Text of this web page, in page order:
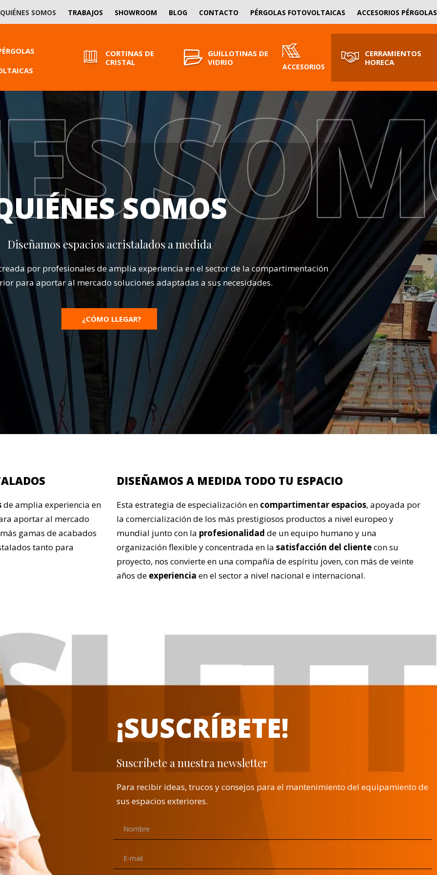
SOLICITA PRESUPUESTO
QUIÉNES SOMOS TRABAJOS SHOWROOM BLOG CONTACTO PÉRGOLAS FOTOVOLTAICAS ACCESORIOS PÉRGOLAS
CORTINAS DE
CRISTAL
GUILLOTINAS DE
VIDRIO
ACCESORIOS
CERRAMIENTOS
HORECA
SOMOS
Diseñamos espacios acristalados a medida
por profesionales de amplia experiencia en el sector de la compartimentación
para aportar al mercado soluciones adaptadas a sus necesidades.
¿CÓMO LLEGAR?
de amplia experiencia en
aportar al mercado
gamas de acabados
tanto para
DISEÑAMOS A MEDIDA TODO TU ESPACIO
Esta estrategia de especialización en compartimentar espacios, apoyada por
la comercialización de los más prestigiosos productos a nivel europeo y
mundial junto con la profesionalidad de un equipo humano y una
organización flexible y concentrada en la satisfacción del clientecon su
proyecto, nos convierte en una compañía de espíritu joven, con más de veinte
años de experiencia en el sector a nivel nacional e internacional.
¡SUSCRÍBETE!
Suscríbete a nuestra newsletter
Para recibir ideas, trucos y consejos para el mantenimiento del equipamiento de
sus espacios exteriores.